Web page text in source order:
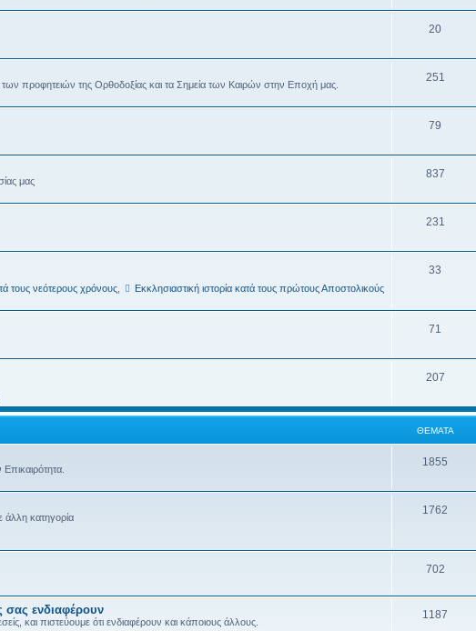
20
των προφητειών της Ορθοδοξίας και τα Σημεία των Καιρών στην Εποχή μας.
251
79
μας
837
231
τους νεότερους χρόνους,
Εκκλησιαστική ιστορία κατά τους πρώτους Αποστολικούς
33
71
207
ΘΈΜΑΤΑ
1855
άλλη κατηγορία
1762
702
σας ενδιαφέρουν
και πιστεύουμε ότι ενδιαφέρουν και κάποιους άλλους.
1187